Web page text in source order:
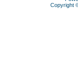
Copyright